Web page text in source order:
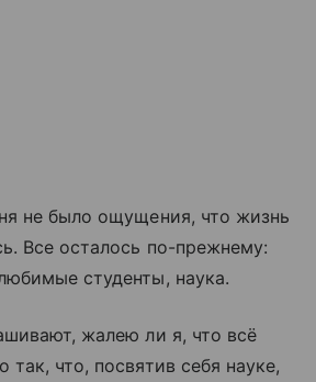
не было ощущения, что жизнь
Все осталось по-прежнему:
студенты, наука.
жалею ли я, что всё
что, посвятив себя науке,